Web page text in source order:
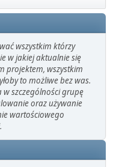
wszystkim którzy
w jakiej aktualnie się
projektem, wszystkim
to możliwe bez was.
w szczególności grupę
oraz używanie
wartościowego